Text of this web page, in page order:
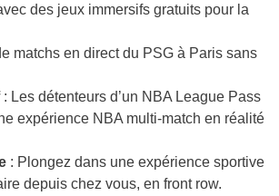
des jeux immersifs gratuits pour la
matchs en direct du PSG à Paris sans
: Les détenteurs d’un NBA League Pass
expérience NBA multi-match en réalité
: Plongez dans une expérience sportive
depuis chez vous, en front row.